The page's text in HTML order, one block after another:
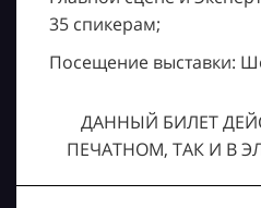
35 спикерам;
Посещение выставки:
ДАННЫЙ БИЛЕТ
ПЕЧАТНОМ, ТАК И В